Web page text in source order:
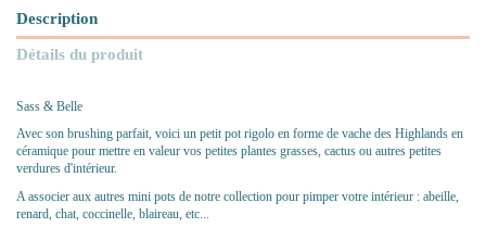
Description
Détails du produit
Sass & Belle
Avec son brushing parfait, voici un petit pot rigolo en forme de vache des Highlands en
céramique pour mettre en valeur vos petites plantes grasses, cactus ou autres petites
verdures d'intérieur.
A associer aux autres mini pots de notre collection pour pimper votre intérieur : abeille,
renard, chat, coccinelle, blaireau, etc...